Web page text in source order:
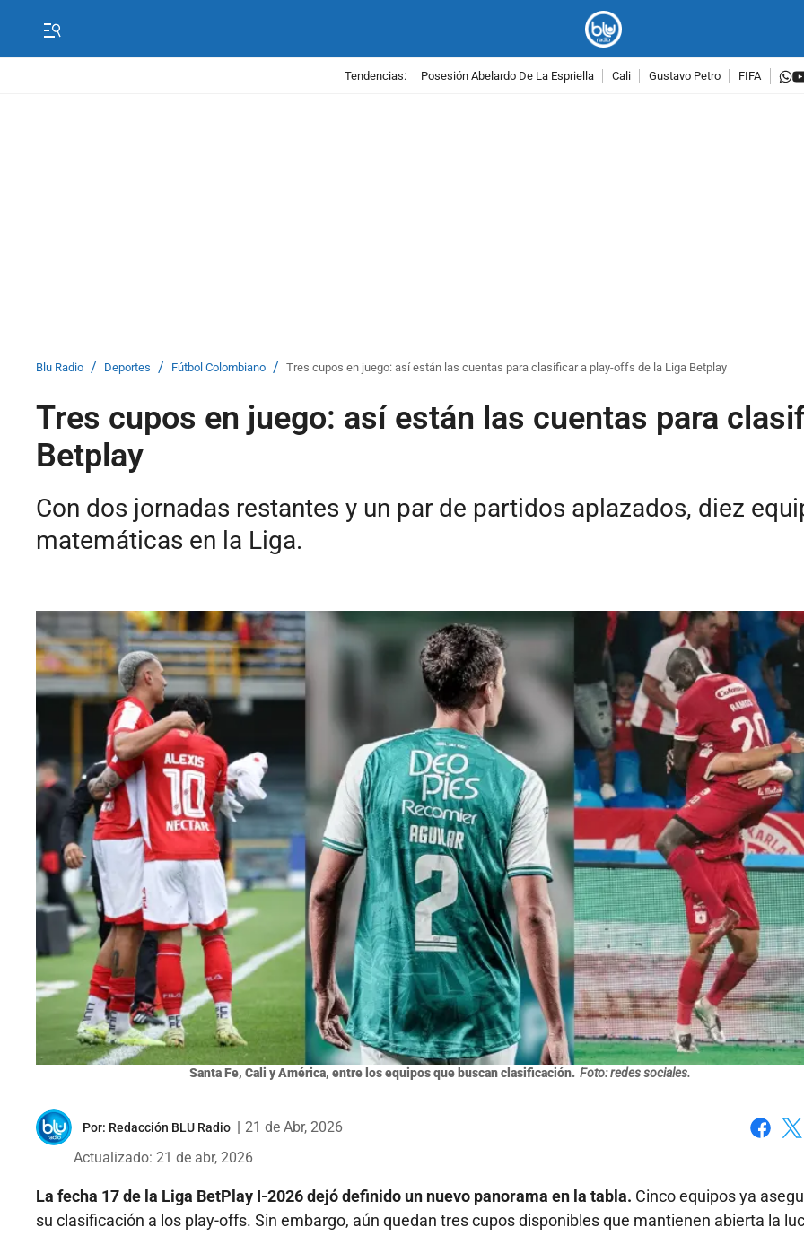
Tendencias: Posesión Abelardo De La Espriella Cali Gustavo Petro FIFA
Blu Radio / Deportes / Fútbol Colombiano / Tres cupos en juego: así están las cuentas para clasificar a play-offs de la Liga Betplay
Tres cupos en juego: así están las cuentas para
Betplay
Con dos jornadas restantes y un par de partidos aplazados, diez
matemáticas en la Liga.
Santa Fe, Cali y América, entre los equipos que buscan clasificación. Foto: redes sociales.
Por: Redacción BLU Radio
21 de Abr, 2026
Actualizado: 21 de abr, 2026
La fecha 17 de la Liga BetPlay I-2026 dejó definido un nuevo panorama en la tabla. Cinco equipos ya
su clasificación a los play-offs. Sin embargo, aún quedan tres cupos disponibles que mantienen abierta la